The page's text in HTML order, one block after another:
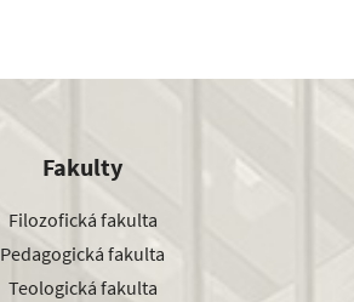
Fakulty
Filozofická fakulta
Pedagogická fakulta
Teologická fakulta